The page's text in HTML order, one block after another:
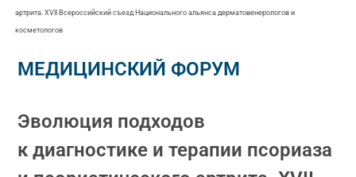
артрита. XVII Всероссийский съезд Национального альянса дерматовенерологов и
косметологов
МЕДИЦИНСКИЙ ФОРУМ
Эволюция подходов
к диагностике и терапии псориаза